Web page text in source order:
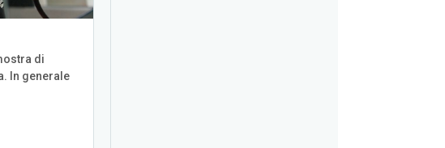
di
In generale